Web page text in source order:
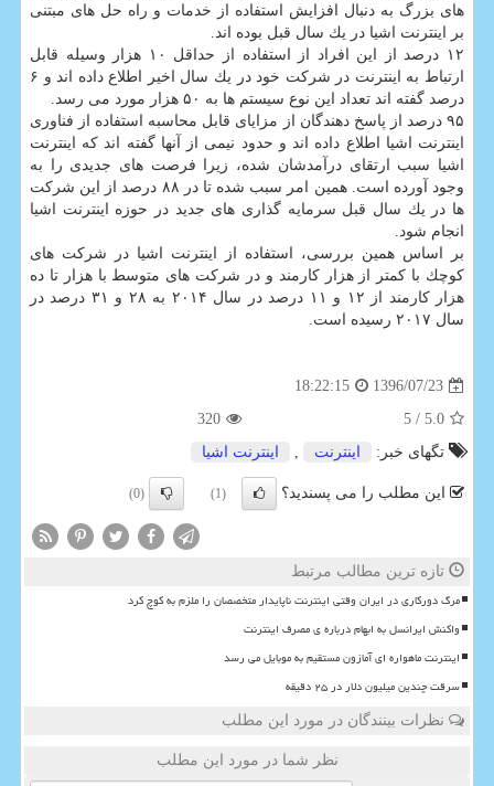
های بزرگ به دنبال افزایش استفاده از خدمات و راه حل های مبتنی
بر اینترنت اشیا در یك سال قبل بوده اند.
۱۲ درصد از این افراد از استفاده از حداقل ۱۰ هزار وسیله قابل
ارتباط به اینترنت در شركت خود در یك سال اخیر اطلاع داده اند و ۶
درصد گفته اند تعداد این نوع سیستم ها به ۵۰ هزار مورد می رسد.
۹۵ درصد از پاسخ دهندگان از مزایای قابل محاسبه استفاده از فناوری
اینترنت اشیا اطلاع داده اند و حدود نیمی از آنها گفته اند كه اینترنت
اشیا سبب ارتقای درآمدشان شده، زیرا فرصت های جدیدی را به
وجود آورده است. همین امر سبب شده تا در ۸۸ درصد از این شركت
ها در یك سال قبل سرمایه گذاری های جدید در حوزه اینترنت اشیا
انجام شود.
بر اساس همین بررسی، استفاده از اینترنت اشیا در شركت های
كوچك با كمتر از هزار كارمند و در شركت های متوسط با هزار تا ده
هزار كارمند از ۱۲ و ۱۱ درصد در سال ۲۰۱۴ به ۲۸ و ۳۱ درصد در
سال ۲۰۱۷ رسیده است.
1396/07/23
18:22:15
5.0
/ 5
320
تگهای خبر:
اینترنت , اینترنت اشیا
این مطلب را می پسندید؟ (1)
(0)
تازه ترین مطالب مرتبط
مرگ دورکاری در ایران وقتی اینترنت ناپایدار متخصصان را ملزم به کوچ کرد
واکنش ایرانسل به ابهام درباره ی مصرف اینترنت
اینترنت ماهواره ای آمازون مستقیم به موبایل می رسد
سرقت چندین میلیون دلار در ۲۵ دقیقه
نظرات بینندگان در مورد این مطلب
نظر شما در مورد این مطلب